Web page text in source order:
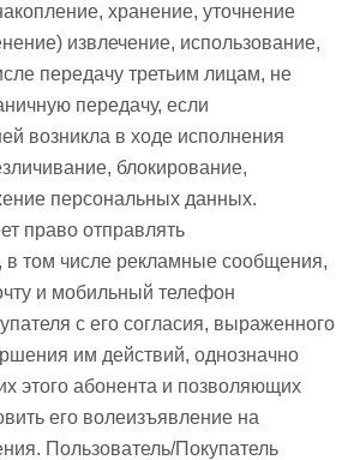
хранение, уточнение
извлечение, использование,
передачу третьим лицам, не
передачу, если
возникла в ходе исполнения
блокирование,
персональных данных.
право отправлять
том числе рекламные сообщения,
и мобильный телефон
с его согласия, выраженного
им действий, однозначно
этого абонента и позволяющих
его волеизъявление на
Пользователь/Покупатель